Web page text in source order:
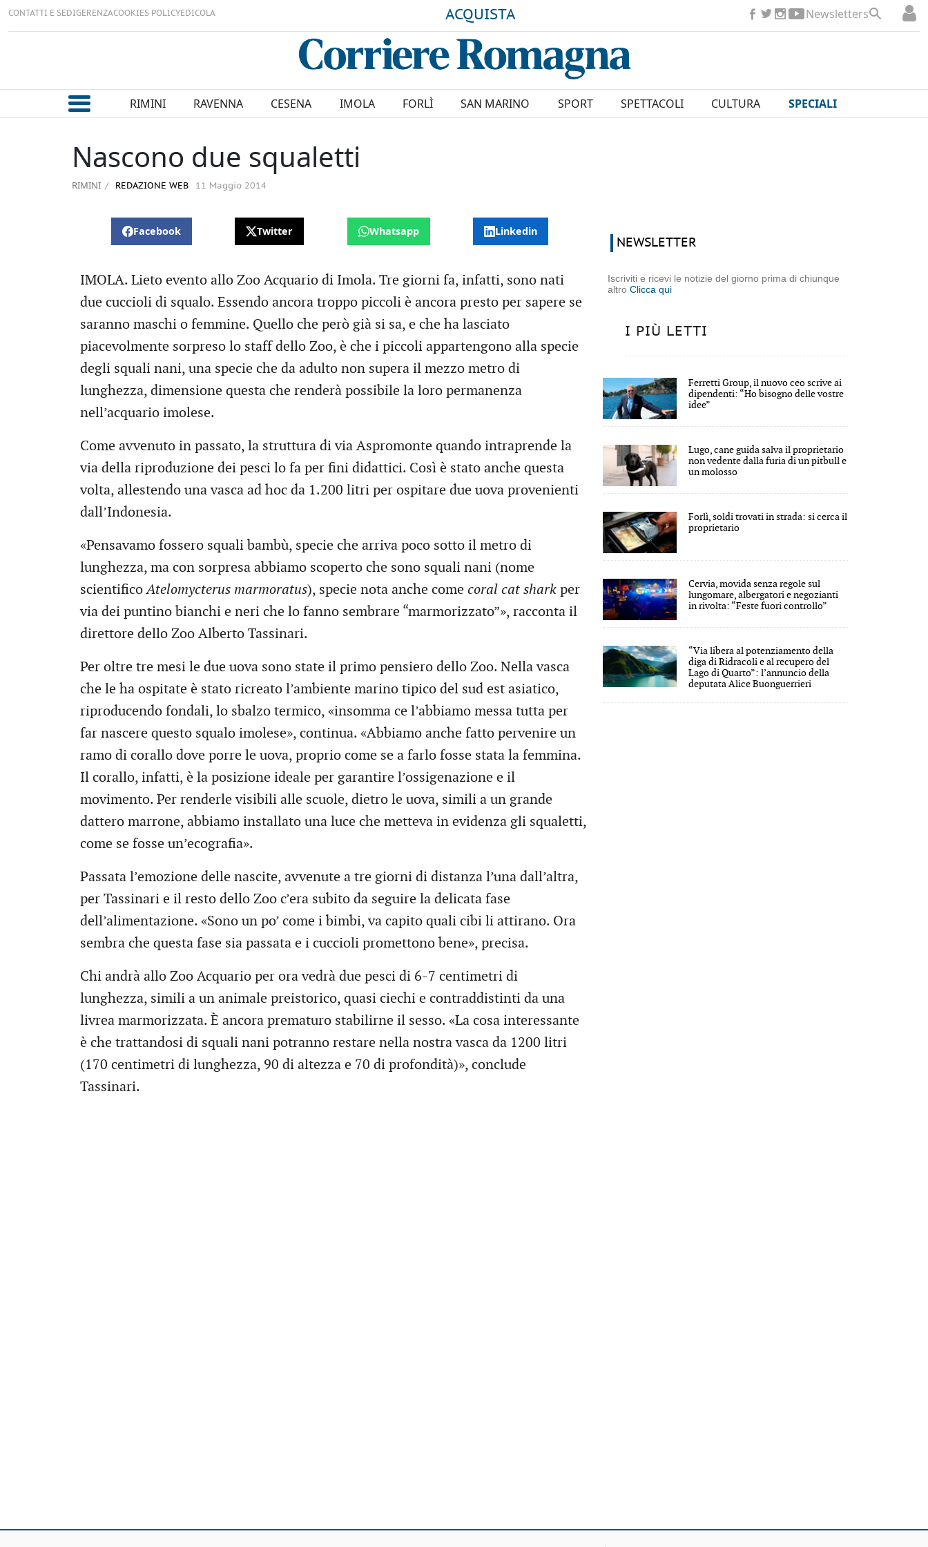
CONTATTI E SEDIGERENZACOOKIES POLICYEDICOLA ACQUISTA Newsletters
RIMINI RAVENNA CESENA IMOLA FORLÌ SAN MARINO SPORT SPETTACOLI CULTURA SPECIALI
Nascono due squaletti
RIMINI REDAZIONE WEB 11 Maggio 2014
Facebook Twitter Whatsapp Linkedin
IMOLA. Lieto evento allo Zoo Acquario di Imola. Tre giorni fa, infatti, sono nati
due cuccioli di squalo. Essendo ancora troppo piccoli è ancora presto per sapere se
saranno maschi o femmine. Quello che però già si sa, e che ha lasciato
piacevolmente sorpreso lo staff dello Zoo, è che i piccoli appartengono alla specie
degli squali nani, una specie che da adulto non supera il mezzo metro di
lunghezza, dimensione questa che renderà possibile la loro permanenza
nell’acquario imolese.
Come avvenuto in passato, la struttura di via Aspromonte quando intraprende la
via della riproduzione dei pesci lo fa per fini didattici. Così è stato anche questa
volta, allestendo una vasca ad hoc da 1.200 litri per ospitare due uova provenienti
dall’Indonesia.
«Pensavamo fossero squali bambù, specie che arriva poco sotto il metro di
lunghezza, ma con sorpresa abbiamo scoperto che sono squali nani (nome
scientificoAtelomycterus marmoratus), specie nota anche come coral cat shark per
via dei puntino bianchi e neri che lo fanno sembrare “marmorizzato”», racconta il
direttore dello Zoo Alberto Tassinari.
Per oltre tre mesi le due uova sono state il primo pensiero dello Zoo. Nella vasca
che le ha ospitate è stato ricreato l’ambiente marino tipico del sud est asiatico,
riproducendo fondali, lo sbalzo termico, «insomma ce l’abbiamo messa tutta per
far nascere questo squalo imolese», continua. «Abbiamo anche fatto pervenire un
ramo di corallo dove porre le uova, proprio come se a farlo fosse stata la femmina.
Il corallo, infatti, è la posizione ideale per garantire l’ossigenazione e il
movimento. Per renderle visibili alle scuole, dietro le uova, simili a un grande
dattero marrone, abbiamo installato una luce che metteva in evidenza gli squaletti,
come se fosse un’ecografia».
Passata l’emozione delle nascite, avvenute a tre giorni di distanza l’una dall’altra,
per Tassinari e il resto dello Zoo c’era subito da seguire la delicata fase
dell’alimentazione. «Sono un po’ come i bimbi, va capito quali cibi li attirano. Ora
sembra che questa fase sia passata e i cuccioli promettono bene», precisa.
Chi andrà allo Zoo Acquario per ora vedrà due pesci di 6-7 centimetri di
lunghezza, simili a un animale preistorico, quasi ciechi e contraddistinti da una
livrea marmorizzata. È ancora prematuro stabilirne il sesso. «La cosa interessante
è che trattandosi di squali nani potranno restare nella nostra vasca da 1200 litri
(170 centimetri di lunghezza, 90 di altezza e 70 di profondità)», conclude
Tassinari.
NEWSLETTER
Iscriviti e ricevi le notizie del giorno prima di chiunque
altroClicca qui
I PIÙ LETTI
Ferretti Group, il nuovo ceo scrive ai
dipendenti: “Ho bisogno delle vostre
idee”
Lugo, cane guida salva il proprietario
non vedente dalla furia di un pitbull e
un molosso
Forlì, soldi trovati in strada: si cerca il
proprietario
Cervia, movida senza regole sul
lungomare, albergatori e negozianti
in rivolta: “Feste fuori controllo”
“Via libera al potenziamento della
diga di Ridracoli e al recupero del
Lago di Quarto”: l’annuncio della
deputata Alice Buonguerrieri